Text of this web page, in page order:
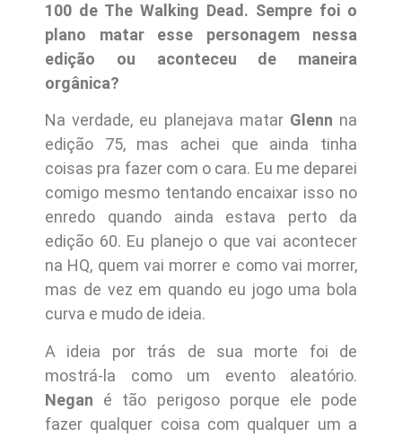
100 de The Walking Dead. Sempre foi o
plano matar esse personagem nessa
edição ou aconteceu de maneira
orgânica?
Na verdade, eu planejava matar Glenn na
edição 75, mas achei que ainda tinha
coisas pra fazer com o cara. Eu me deparei
comigo mesmo tentando encaixar isso no
enredo quando ainda estava perto da
edição 60. Eu planejo o que vai acontecer
na HQ, quem vai morrer e como vai morrer,
mas de vez em quando eu jogo uma bola
curva e mudo de ideia.
A ideia por trás de sua morte foi de
mostrá-la como um evento aleatório.
Negan é tão perigoso porque ele pode
fazer qualquer coisa com qualquer um a